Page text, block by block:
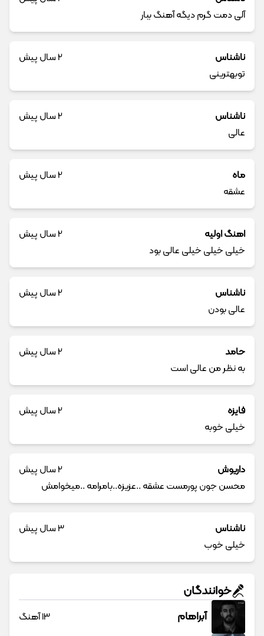
آلی دمت گرم دیگه آهنگ ببار
ناشناس
2 سال پیش
توبهترینی
ناشناس
2 سال پیش
عالی
ماه
2 سال پیش
عشقه
اهنگ اولیه
2 سال پیش
خیلی خیلی خیلی عالی بود
ناشناس
2 سال پیش
عالی بودن
حامد
2 سال پیش
به نظر من عالی است
فایزه
2 سال پیش
خیلی خوبه
داریوش
2 سال پیش
محسن جون پورمست عشقه ..عزیزه..بامرامه ..میخوامش
ناشناس
3 سال پیش
خیلی خوب
خوانندگان
آبراهام 13 آهنگ